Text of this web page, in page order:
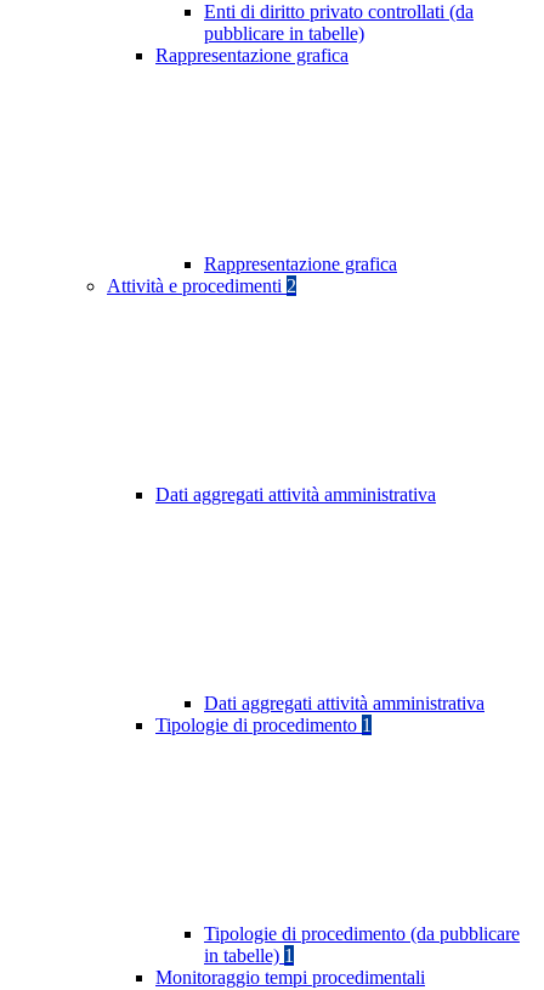
Enti di diritto privato controllati (da
pubblicare in tabelle)
Rappresentazione grafica
Rappresentazione grafica
Attività e procedimenti 2
Dati aggregati attività amministrativa
Dati aggregati attività amministrativa
Tipologie di procedimento 1
Tipologie di procedimento (da pubblicare
in tabelle) 1
Monitoraggio tempi procedimentali